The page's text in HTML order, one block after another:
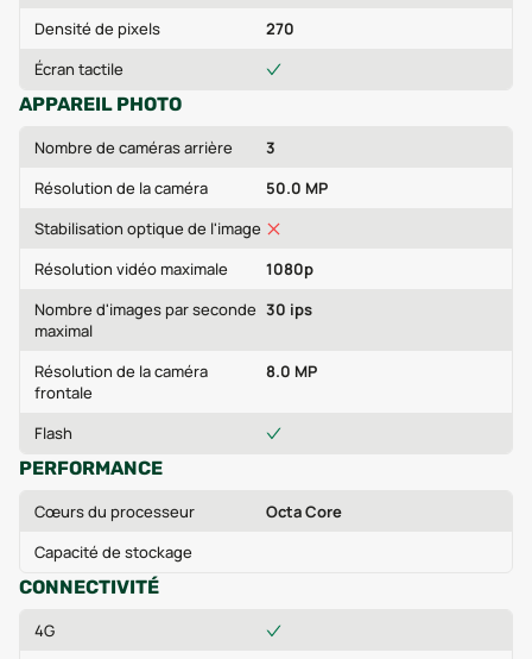
Densité de pixels
270
Écran tactile
APPAREIL PHOTO
Nombre de caméras arrière
3
Résolution de la caméra
50.0 MP
Stabilisation optique de l'image
Résolution vidéo maximale
1080p
Nombre d'images par seconde
maximal
30 ips
Résolution de la caméra
frontale
8.0 MP
Flash
PERFORMANCE
Cœurs du processeur
Octa Core
Capacité de stockage
CONNECTIVITÉ
4G